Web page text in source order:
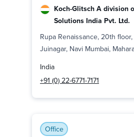
Koch-Glitsch A division
Solutions India Pvt. Ltd.
Rupa Renaissance, 20th
Juinagar, Navi Mumbai,
India
+91 (0) 22-6771-7171
Office